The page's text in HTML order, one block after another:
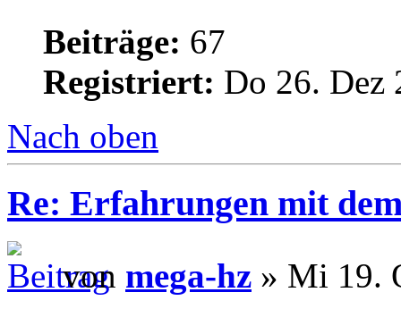
Beiträge: 67
Registriert: Do 26. Dez
Nach oben
Re: Erfahrungen mit
von mega-hz » Mi 19.